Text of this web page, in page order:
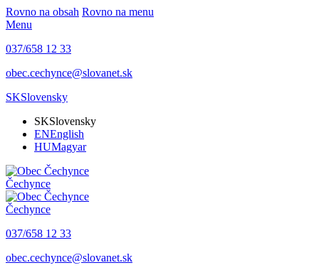
Rovno na obsah Rovno na menu
Menu
037/658 12 33
obec.cechynce@slovanet.sk
SKSlovensky
SKSlovensky
ENEnglish
HUMagyar
Čechynce
Čechynce
037/658 12 33
obec.cechynce@slovanet.sk